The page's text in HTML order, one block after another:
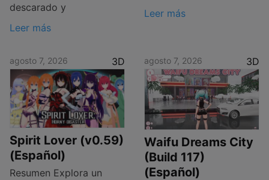
descarado y
Leer más
Leer más
agosto 7, 2026 3D
Spirit Lover (v0.59)
(Español)
Resumen Explora un
agosto 7, 2026 3D
Waifu Dreams City
(Build 117)
(Español)